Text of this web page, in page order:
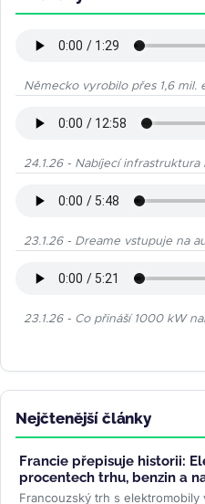
Německo vyrobilo přes 1,6 mil.
24.1.26 - Nabíjecí
23.1.26 - Dreame vstupuje na
23.1.26 - Co přináší 1000 kW
Nejčtenější články
Francie přepisuje historii:
procentech trhu, benzin a
Francouzský trh s